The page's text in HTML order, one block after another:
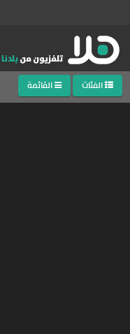
الفئات القائمة